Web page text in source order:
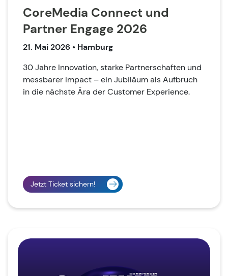
CoreMedia Connect und
Partner Engage 2026
21. Mai 2026 • Hamburg
30 Jahre Innovation, starke Partnerschaften und
messbarer Impact – ein Jubiläum als Aufbruch
in die nächste Ära der Customer Experience.
Jetzt Ticket sichern!